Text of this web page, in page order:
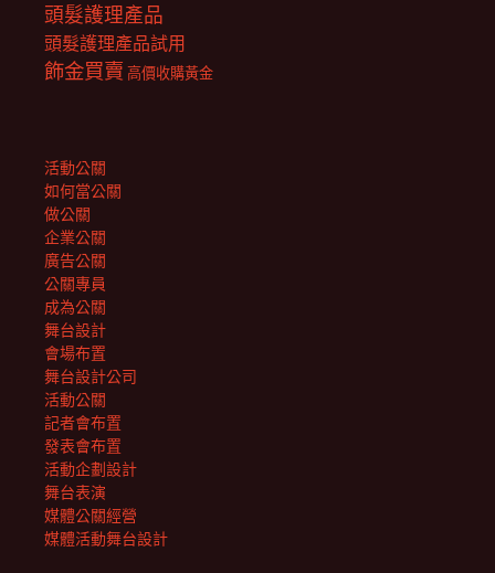
頭髮護理產品
頭髮護理產品試用
飾金買賣 高價收購黃金
活動公關
如何當公關
做公關
企業公關
廣告公關
公關專員
成為公關
舞台設計
會場布置
舞台設計公司
活動公關
記者會布置
發表會布置
活動企劃設計
舞台表演
媒體公關經營
媒體活動舞台設計